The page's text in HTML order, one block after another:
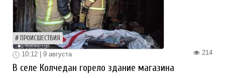
ПРОИСШЕСТВИЯ
214
10:12 | 9 августа
В селе Колчедан горело здание магазина